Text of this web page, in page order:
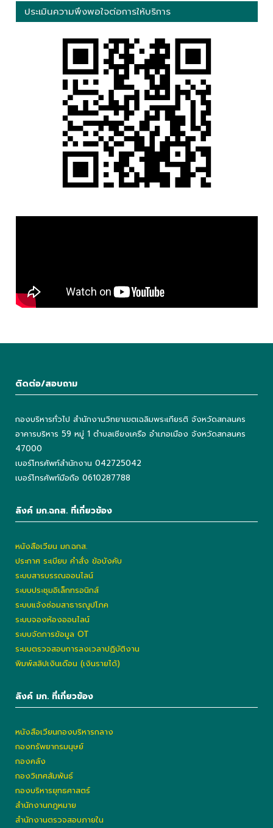
ประเมินความพึงพอใจต่อการให้บริการ
ติดต่อ/สอบถาม
กองบริหารทั่วไป สำนักงานวิทยาเขตเฉลิมพระเกียรติ จังหวัดสกลนคร
อาคารบริหาร 59 หมู่ 1 ตำบลเชียงเครือ อำเภอเมือง จังหวัดสกลนคร
47000
เบอร์โทรศัพท์สำนักงาน 042725042
เบอร์โทรศัพท์มือถือ 0610287788
ลิงค์ มก.ฉกส. ที่เกี่ยวข้อง
หนังสือเวียน มก.ฉกส.
ประกาศ ระเบียบ คำสั่ง ข้อบังคับ
ระบบสารบรรณออนไลน์
ระบบประชุมอิเล็กทรอนิกส์
ระบบแจ้งซ่อมสาธารณูปโภค
ระบบจองห้องออนไลน์
ระบบจัดการข้อมูล OT
ระบบตรวจสอบการลงเวลาปฏิบัติงาน
พิมพ์สลิปเงินเดือน (เงินรายได้)
ลิงค์ มก. ที่เกี่ยวข้อง
หนังสือเวียนกองบริหารกลาง
กองทรัพยากรมนุษย์
กองคลัง
กองวิเทศสัมพันธ์
กองบริหารยุทธศาสตร์
สำนักงานกฎหมาย
สำนักงานตรวจสอบภายใน